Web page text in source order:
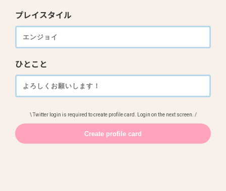
プレイスタイル
ひとこと
\ Twitter login is required to create profile card. Login on the next screen. /